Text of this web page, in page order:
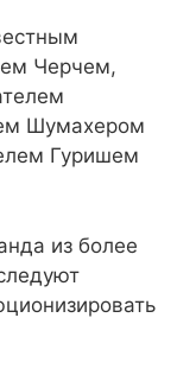
Черчем,
Шумахером
Гуришем
из более